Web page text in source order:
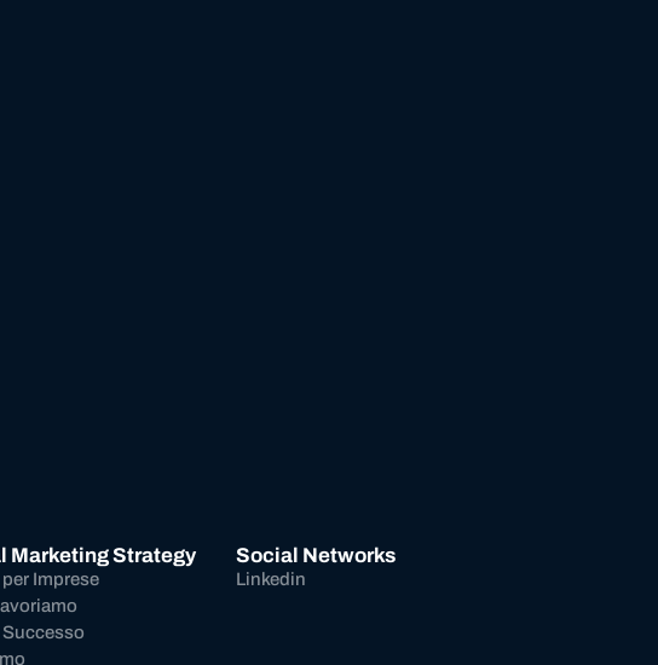
Marketing Strategy
Imprese
Social Networks
Linkedin